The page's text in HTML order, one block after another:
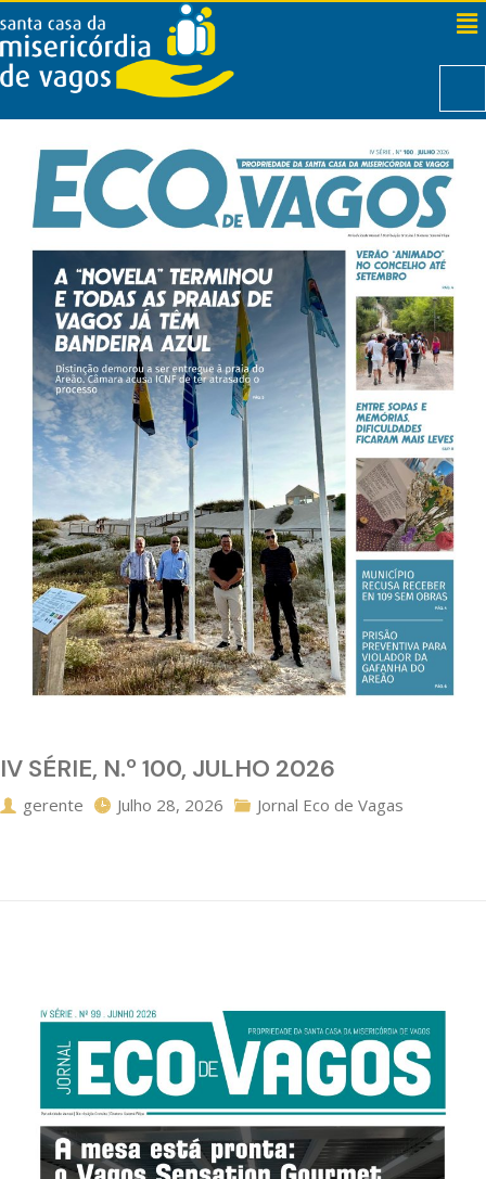
IV SÉRIE, N.º 100, JULHO 2026
gerente Julho 28, 2026 Jornal Eco de Vagas